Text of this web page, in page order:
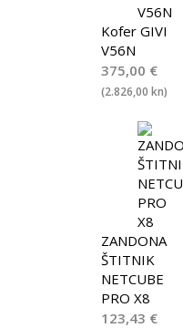
Kofer GIVI
V56N
375,00 €
(2.826,00 kn)
ZANDONA
ŠTITNIK
NETCUBE
PRO X8
123,43 €